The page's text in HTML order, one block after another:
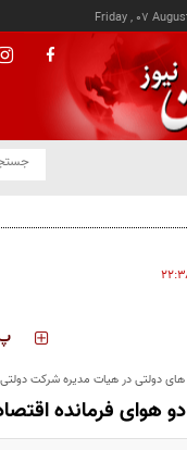
Friday , 07
مردمی، پایه حل مشکلات
دولتی در هیات مدیره شرکت دولتی
هوای فرمانده